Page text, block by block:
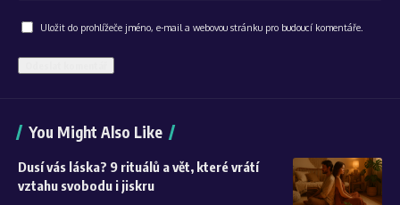
Uložit do prohlížeče jméno, e-mail a webovou stránku pro budoucí komentáře.
You Might Also Like
Dusí vás láska? 9 rituálů a vět, které vrátí
vztahu svobodu i jiskru